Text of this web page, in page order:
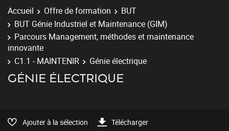
Accueil Offre de formation
BUT
BUT Génie Industriel et Maintenance (GIM)
Parcours Management, méthodes et maintenance
innovante
C1.1 - MAINTENIR
Génie électrique
GÉNIE ÉLECTRIQUE
Ajouter à la sélection Télécharger